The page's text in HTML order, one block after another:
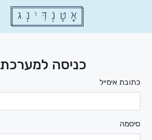
כניסה למערכת
כתובת אימייל
סיסמה